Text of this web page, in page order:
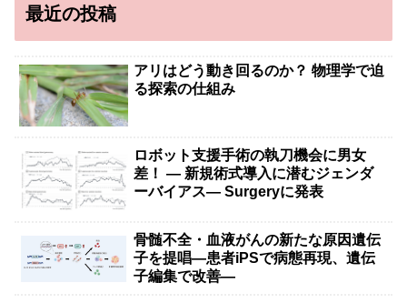
最近の投稿
アリはどう動き回るのか？ 物理学で迫
る探索の仕組み
ロボット支援手術の執刀機会に男女
差！ — 新規術式導入に潜むジェンダ
ーバイアス— Surgeryに発表
骨髄不全・血液がんの新たな原因遺伝
子を提唱―患者iPSで病態再現、遺伝
子編集で改善―